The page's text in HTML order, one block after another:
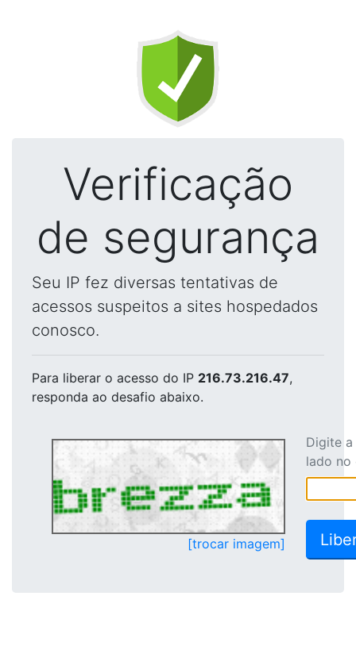
Verificação
de segurança
Seu IP fez diversas tentativas de
acessos suspeitos a sites hospedados
conosco.
Para liberar o acesso do IP 216.73.216.47,
responda ao desafio abaixo.
[trocar imagem]
Digite
lado no